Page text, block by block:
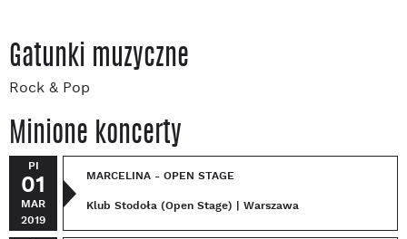
Gatunki muzyczne
Rock & Pop
Minione koncerty
PI
01
MAR
2019
MARCELINA - OPEN STAGE
Klub Stodoła (Open Stage) | Warszawa